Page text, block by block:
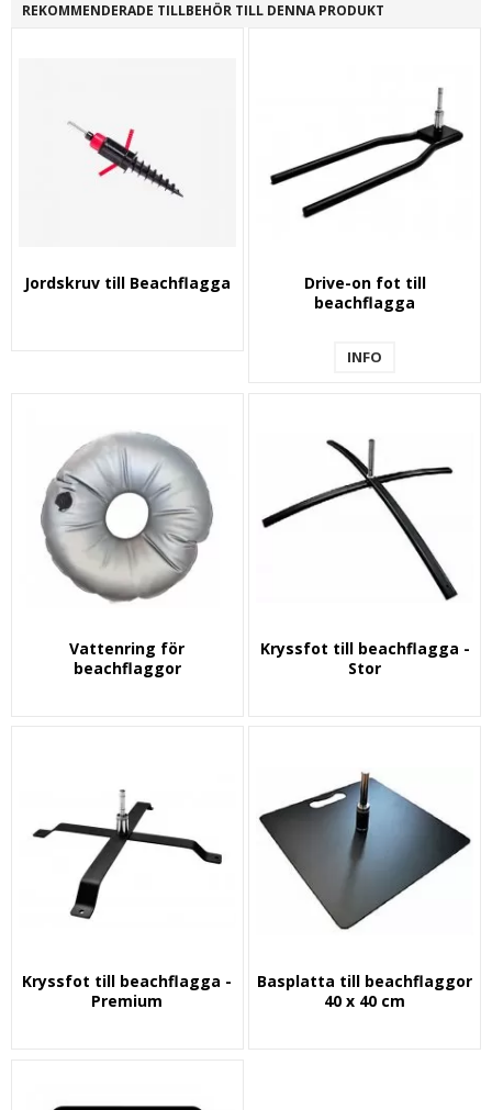
REKOMMENDERADE TILLBEHÖR TILL DENNA PRODUKT
Jordskruv till Beachflagga
Drive-on fot till
beachflagga
INFO
Vattenring för
beachflaggor
Kryssfot till beachflagga -
Stor
Kryssfot till beachflagga -
Premium
Basplatta till beachflaggor
40 x 40 cm